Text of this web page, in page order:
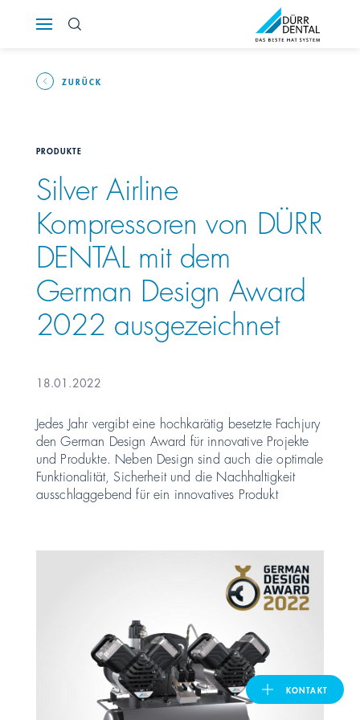
Polska
Suomi
Sverige
Switzerland DE FR IT
United Kingdom
ASIA PACIFIC
Australia
Malaysia
대한민국
KONTAKT
ZURÜCK
PRODUKTE
Silver Airline
Kompressoren von DÜRR
DENTAL mit dem
German Design Award
2022 ausgezeichnet
18.01.2022
Jedes Jahr vergibt eine hochkarätig besetzte Fachjury
den German Design Award für innovative Projekte
und Produkte. Neben Design sind auch die optimale
Funktionalität, Sicherheit und die Nachhaltigkeit
ausschlaggebend für ein innovatives Produkt